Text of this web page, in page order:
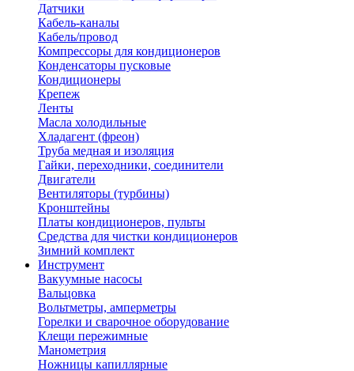
Датчики
Кабель-каналы
Кабель/провод
Компрессоры для кондиционеров
Конденсаторы пусковые
Кондиционеры
Крепеж
Ленты
Масла холодильные
Хладагент (фреон)
Труба медная и изоляция
Гайки, переходники, соединители
Двигатели
Вентиляторы (турбины)
Кронштейны
Платы кондиционеров, пульты
Средства для чистки кондиционеров
Зимний комплект
Инструмент
Вакуумные насосы
Вальцовка
Вольтметры, амперметры
Горелки и сварочное оборудование
Клещи пережимные
Манометрия
Ножницы капиллярные